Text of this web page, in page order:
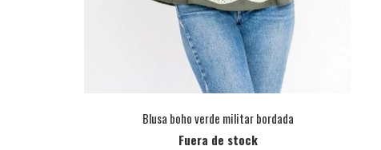
Blusa boho verde militar bordada
Fuera de stock